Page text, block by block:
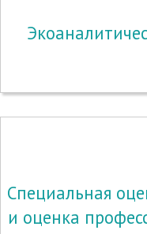
Специальная
и оценка